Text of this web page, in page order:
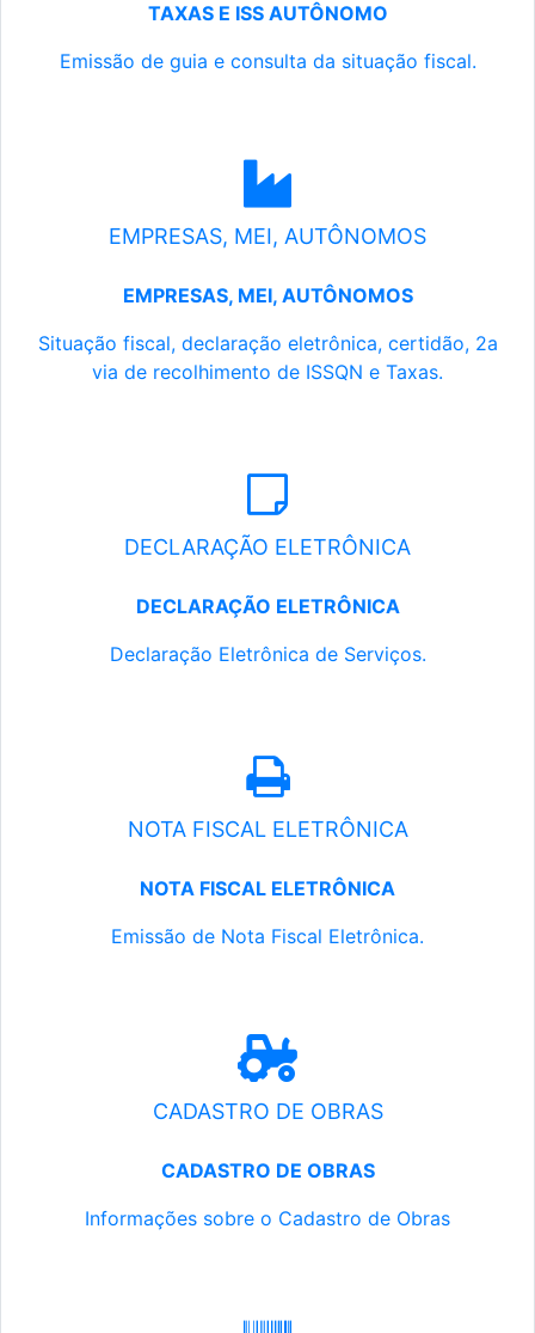
TAXAS E ISS AUTÔNOMO
Emissão de guia e consulta da situação fiscal.
EMPRESAS, MEI, AUTÔNOMOS
EMPRESAS, MEI, AUTÔNOMOS
Situação fiscal, declaração eletrônica, certidão, 2a
via de recolhimento de ISSQN e Taxas.
DECLARAÇÃO ELETRÔNICA
DECLARAÇÃO ELETRÔNICA
Declaração Eletrônica de Serviços.
NOTA FISCAL ELETRÔNICA
NOTA FISCAL ELETRÔNICA
Emissão de Nota Fiscal Eletrônica.
CADASTRO DE OBRAS
CADASTRO DE OBRAS
Informações sobre o Cadastro de Obras